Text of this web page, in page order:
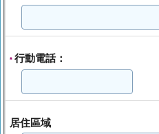
* 行動電話：
居住區域